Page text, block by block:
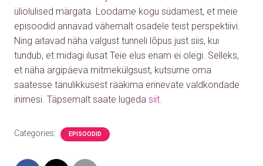
üliolulised märgata. Loodame kogu südamest, et meie
episoodid annavad vähemalt osadele teist perspektiivi.
Ning aitavad näha valgust tunneli lõpus just siis, kui
tundub, et midagi ilusat Teie elus enam ei olegi. Selleks,
et näha argipäeva mitmekülgsust, kutsume oma
saatesse tänulikkusest rääkima erinevate valdkondade
inimesi. Täpsemalt saate lugeda siit.
Categories: EPISOODID